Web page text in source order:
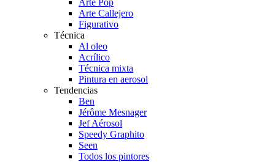
Arte Callejero
Figurativo
Técnica
Al oleo
Acrílico
Técnica mixta
Pintura en aerosol
Tendencias
Ben
Jérôme Mesnager
Jef Aérosol
Speedy Graphito
Seen
Todos los pintores